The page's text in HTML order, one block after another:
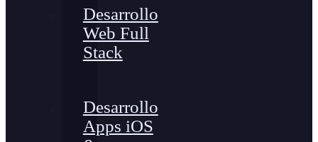
Desarrollo
Web Full
Stack
Desarrollo
Apps iOS